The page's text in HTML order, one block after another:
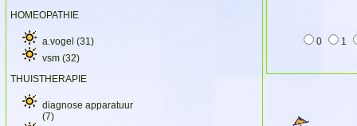
HOMEOPATHIE
a.vogel (31)
vsm (32)
THUISTHERAPIE
diagnose apparatuur
(7)
0 1